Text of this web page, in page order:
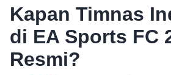
Kapan Timnas
di EA Sports FC
Resmi?